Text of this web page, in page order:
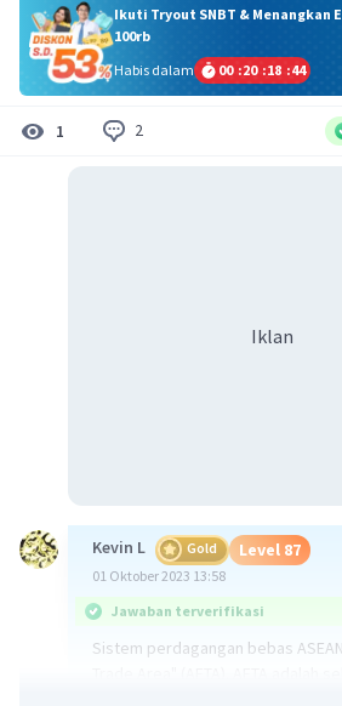
Ikuti Tryout SNBT & Menangkan
100rb
Habis dalam
00 :20 :18 :44
1 2
Iklan
Kevin L Gold Level 87
01 Oktober 2023 13:58
Jawaban terverifikasi
Sistem perdagangan bebas